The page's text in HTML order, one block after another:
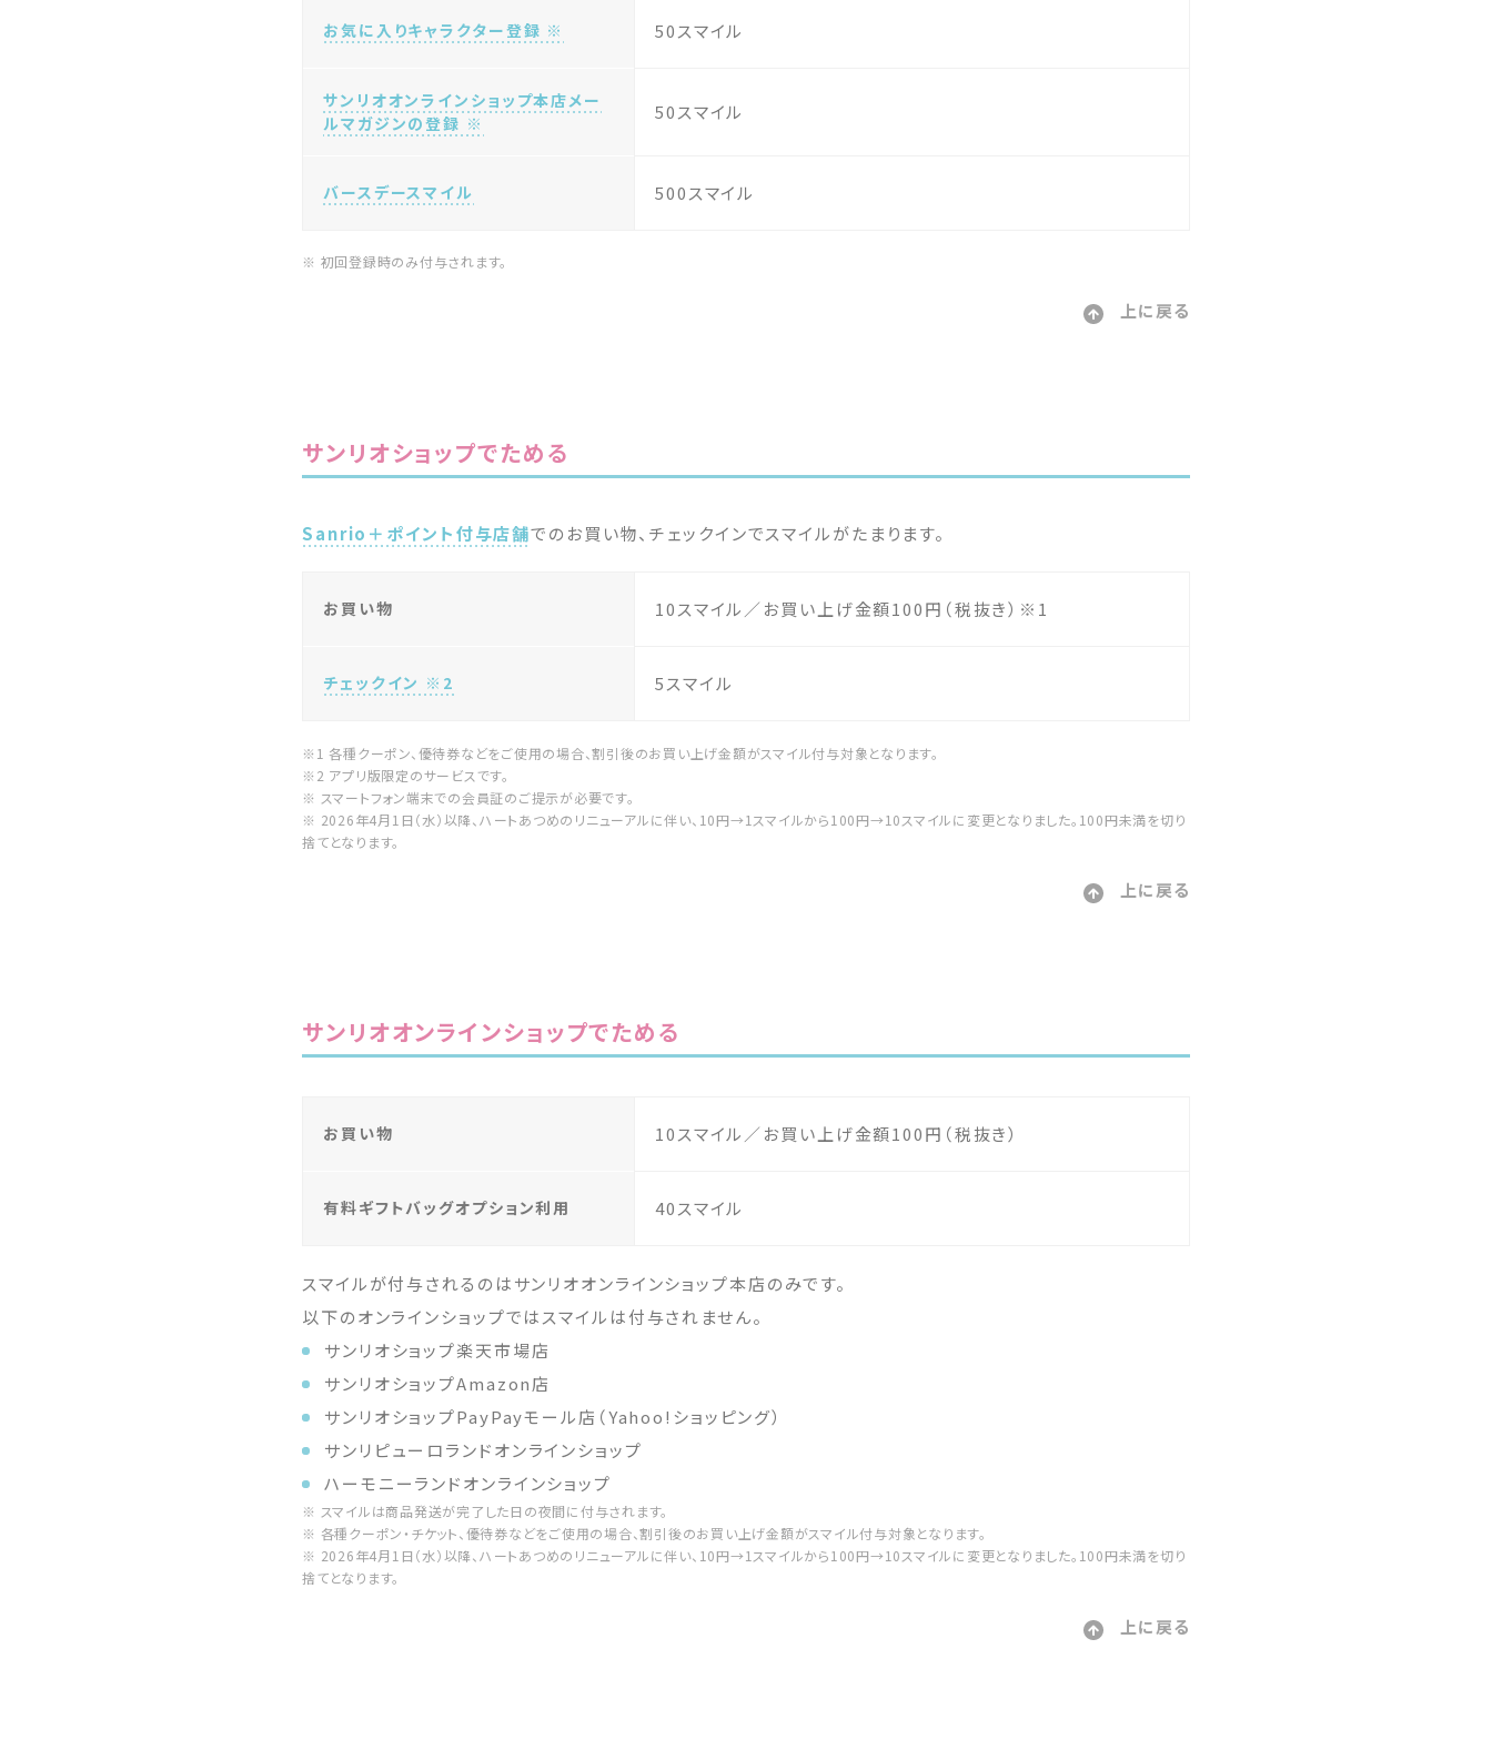
お気に入りキャラクター登録 ※ 50スマイル
サンリオオンラインショップ本店メー
ルマガジンの登録 ※
50スマイル
バースデースマイル 500スマイル
※ 初回登録時のみ付与されます。
上に戻る
サンリオショップでためる
Sanrio＋ポイント付与店舗でのお買い物、チェックインでスマイルがたまります。
お買い物 10スマイル／お買い上げ金額100円（税抜き）※1
チェックイン ※2 5スマイル
※1 各種クーポン、優待券などをご使用の場合、割引後のお買い上げ金額がスマイル付与対象となります。
※2 アプリ版限定のサービスです。
※ スマートフォン端末での会員証のご提示が必要です。
※ 2026年4月1日（水）以降、ハートあつめのリニューアルに伴い、10円→1スマイルから100円→10スマイルに変更となりました。100円未満を切り
捨てとなります。
上に戻る
サンリオオンラインショップでためる
お買い物 10スマイル／お買い上げ金額100円（税抜き）
有料ギフトバッグオプション利用 40スマイル
スマイルが付与されるのはサンリオオンラインショップ本店のみです。
以下のオンラインショップではスマイルは付与されません。
サンリオショップ楽天市場店
サンリオショップAmazon店
サンリオショップPayPayモール店（Yahoo!ショッピング）
サンリピューロランドオンラインショップ
ハーモニーランドオンラインショップ
※ スマイルは商品発送が完了した日の夜間に付与されます。
※ 各種クーポン・チケット、優待券などをご使用の場合、割引後のお買い上げ金額がスマイル付与対象となります。
※ 2026年4月1日（水）以降、ハートあつめのリニューアルに伴い、10円→1スマイルから100円→10スマイルに変更となりました。100円未満を切り
捨てとなります。
上に戻る